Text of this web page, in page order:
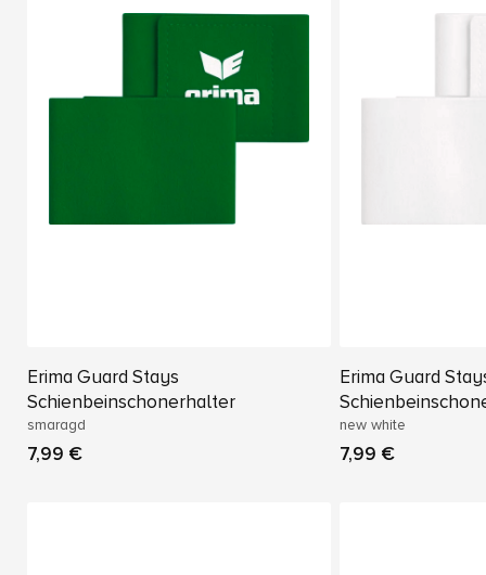
Erima Guard Stays
Schienbeinschonerhalter
smaragd
7,99 €
Erima Guard
new white
7,99 €